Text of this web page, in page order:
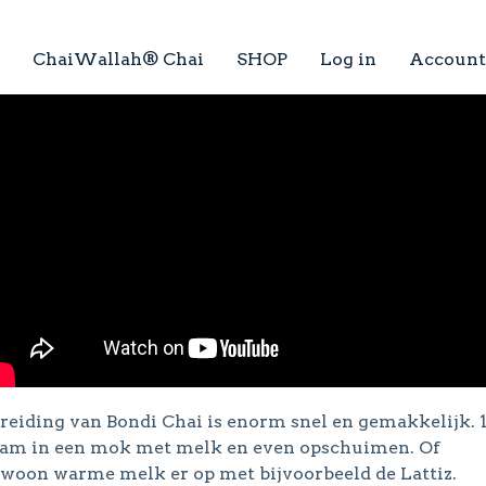
ChaiWallah® Chai SHOP Log in Account
van Bondi Chai is enorm snel en gemakkelijk.
in een mok met melk en even opschuimen. Of
warme melk er op met bijvoorbeeld de Lattiz.